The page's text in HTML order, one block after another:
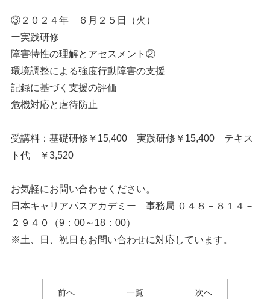
③２０２４年 ６月２５日（火）
ー実践研修
障害特性の理解とアセスメント②
環境調整による強度行動障害の支援
記録に基づく支援の評価
危機対応と虐待防止
受講料：基礎研修￥15,400 実践研修￥15,400 テキス
ト代 ￥3,520
お気軽にお問い合わせください。
日本キャリアパスアカデミー 事務局 ０４８－８１４－
２９４０（9：00～18：00）
※土、日、祝日もお問い合わせに対応しています。
前へ 一覧 次へ